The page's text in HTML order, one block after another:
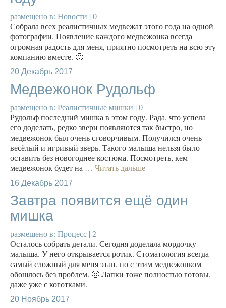
размещено в: Новости | 0
Собрала всех реалистичных медвежат этого года на одной
фотографии. Появление каждого медвежонка всегда
огромная радость для меня, приятно посмотреть на всю эту
компанию вместе. 🙂
20 Декабрь 2017
Медвежонок Рудольф
размещено в: Реалистичные мишки | 0
Рудольф последний мишка в этом году. Рада, что успела
его доделать, редко звери появляются так быстро, но
медвежонок был очень сговорчивым. Получился очень
весёлый и игривый зверь. Такого малыша нельзя было
оставить без новогоднее костюма. Посмотреть, кем
медвежонок будет на … Читать дальше
16 Декабрь 2017
Завтра появится ещё один
мишка
размещено в: Процесс | 2
Осталось собрать детали. Сегодня доделала мордочку
малыша. У него открывается ротик. Стоматология всегда
самый сложный для меня этап, но с этим медвежонком
обошлось без проблем. 🙂 Лапки тоже полностью готовы,
даже уже с коготками.
20 Ноябрь 2017